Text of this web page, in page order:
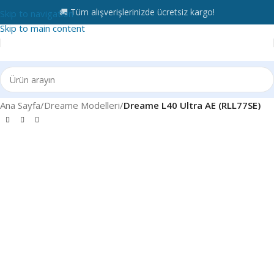
Skip to navigation
Skip to main content
🚚 Tüm alışverişlerinizde ücretsiz kargo!
Ana Sayfa Dreame Modelleri Dreame L40 Ultra AE (RLL77SE)